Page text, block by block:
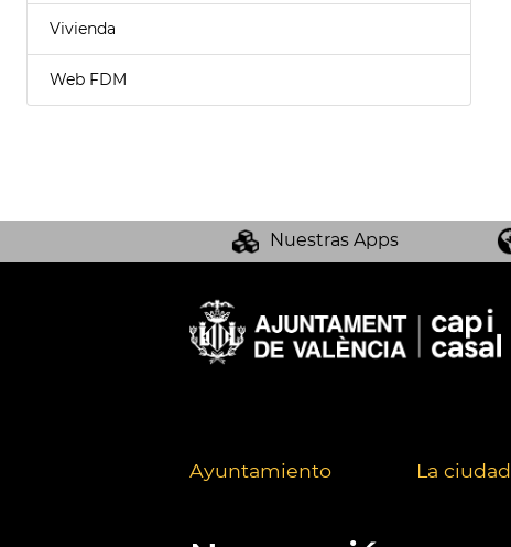
Vivienda
Web FDM
Nuestras Apps
Ayuntamiento La ciudad